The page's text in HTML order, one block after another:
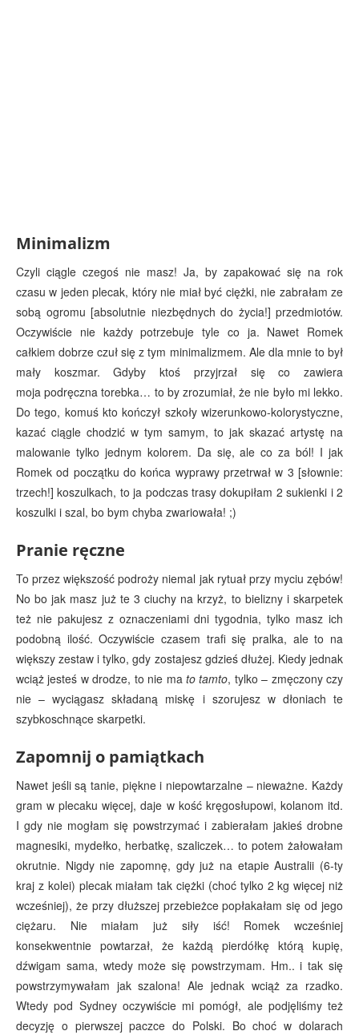
Minimalizm
Czyli ciągle czegoś nie masz! Ja, by zapakować się na rok
czasu w jeden plecak, który nie miał być ciężki, nie zabrałam ze
sobą ogromu [absolutnie niezbędnych do życia!] przedmiotów.
Oczywiście nie każdy potrzebuje tyle co ja. Nawet Romek
całkiem dobrze czuł się z tym minimalizmem. Ale dla mnie to był
mały koszmar. Gdyby ktoś przyjrzał się co zawiera
moja podręczna torebka… to by zrozumiał, że nie było mi lekko.
Do tego, komuś kto kończył szkoły wizerunkowo-kolorystyczne,
kazać ciągle chodzić w tym samym, to jak skazać artystę na
malowanie tylko jednym kolorem. Da się, ale co za ból! I jak
Romek od początku do końca wyprawy przetrwał w 3 [słownie:
trzech!] koszulkach, to ja podczas trasy dokupiłam 2 sukienki i 2
koszulki i szal, bo bym chyba zwariowała! ;)
Pranie ręczne
To przez większość podroży niemal jak rytuał przy myciu zębów!
No bo jak masz już te 3 ciuchy na krzyż, to bielizny i skarpetek
też nie pakujesz z oznaczeniami dni tygodnia, tylko masz ich
podobną ilość. Oczywiście czasem trafi się pralka, ale to na
większy zestaw i tylko, gdy zostajesz gdzieś dłużej. Kiedy jednak
wciąż jesteś w drodze, to nie ma to tamto, tylko – zmęczony czy
nie – wyciągasz składaną miskę i szorujesz w dłoniach te
szybkoschnące skarpetki.
Zapomnij o pamiątkach
Nawet jeśli są tanie, piękne i niepowtarzalne – nieważne. Każdy
gram w plecaku więcej, daje w kość kręgosłupowi, kolanom itd.
I gdy nie mogłam się powstrzymać i zabierałam jakieś drobne
magnesiki, mydełko, herbatkę, szaliczek… to potem żałowałam
okrutnie. Nigdy nie zapomnę, gdy już na etapie Australii (6-ty
kraj z kolei) plecak miałam tak ciężki (choć tylko 2 kg więcej niż
wcześniej), że przy dłuższej przebieżce popłakałam się od jego
ciężaru. Nie miałam już siły iść! Romek wcześniej
konsekwentnie powtarzał, że każdą pierdółkę którą kupię,
dźwigam sama, wtedy może się powstrzymam. Hm.. i tak się
powstrzymywałam jak szalona! Ale jednak wciąż za rzadko.
Wtedy pod Sydney oczywiście mi pomógł, ale podjęliśmy też
decyzję o pierwszej paczce do Polski. Bo choć w dolarach